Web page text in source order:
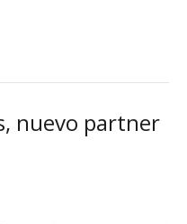
nuevo partner